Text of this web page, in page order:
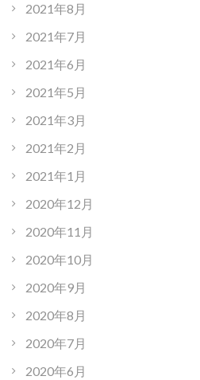
2021年8月
2021年7月
2021年6月
2021年5月
2021年3月
2021年2月
2021年1月
2020年12月
2020年11月
2020年10月
2020年9月
2020年8月
2020年7月
2020年6月